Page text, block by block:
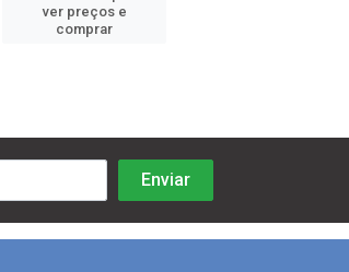
ver preços e
comprar